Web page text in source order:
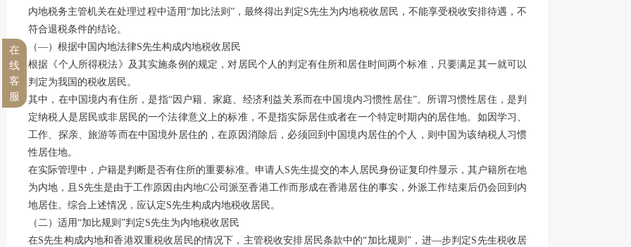
内地税务主管机关在处理过程中适用“加比法则”，最终得出判定S先生为内地税收居民，不能享受税收安排待遇，不
符合退税条件的结论。
（―）根据中国内地法律S先生构成内地税收居民
根据《个人所得税法》及其实施条例的规定，对居民个人的判定有住所和居住时间两个标准，只要满足其一就可以
判定为我国的税收居民。
其中，在中国境内有住所，是指“因户籍、家庭、经济利益关系而在中国境内习惯性居住”。所谓习惯性居住，是判
定纳税人是居民或非居民的一个法律意义上的标准，不是指实际居住或者在一个特定时期内的居住地。如因学习、
工作、探亲、旅游等而在中国境外居住的，在原因消除后，必须回到中国境内居住的个人，则中国为该纳税人习惯
性居住地。
在实际管理中，户籍是判断是否有住所的重要标准。申请人S先生提交的本人居民身份证复印件显示，其户籍所在地
为内地，且S先生是由于工作原因由内地C公司派至香港工作而形成在香港居住的事实，外派工作结束后仍会回到内
地居住。综合上述情况，应认定S先生构成内地税收居民。
（二）适用“加比规则”判定S先生为内地税收居民
在S先生构成内地和香港双重税收居民的情况下，主管税收安排居民条款中的“加比规则”，进—步判定S先生税收居
在
线
客
服